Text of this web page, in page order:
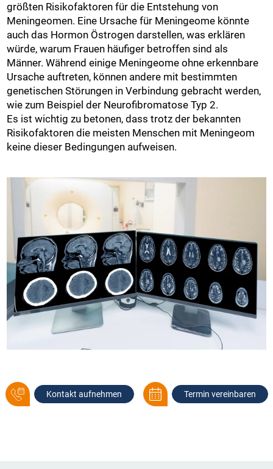
größten Risikofaktoren für die Entstehung von
Meningeomen. Eine Ursache für Meningeome könnte
auch das Hormon Östrogen darstellen, was erklären
würde, warum Frauen häufiger betroffen sind als
Männer. Während einige Meningeome ohne erkennbare
Ursache auftreten, können andere mit bestimmten
genetischen Störungen in Verbindung gebracht werden,
wie zum Beispiel der Neurofibromatose Typ 2.
Es ist wichtig zu betonen, dass trotz der bekannten
Risikofaktoren die meisten Menschen mit Meningeom
keine dieser Bedingungen aufweisen.
Kontakt aufnehmen Termin vereinbaren